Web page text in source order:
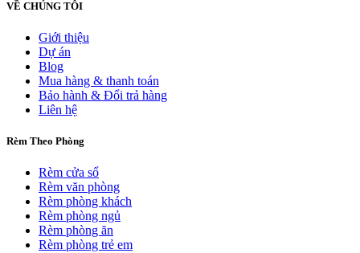
VỀ CHÚNG TÔI
Giới thiệu
Dự án
Blog
Mua hàng & thanh toán
Bảo hành & Đổi trả hàng
Liên hệ
Rèm Theo Phòng
Rèm cửa sổ
Rèm văn phòng
Rèm phòng khách
Rèm phòng ngủ
Rèm phòng ăn
Rèm phòng trẻ em